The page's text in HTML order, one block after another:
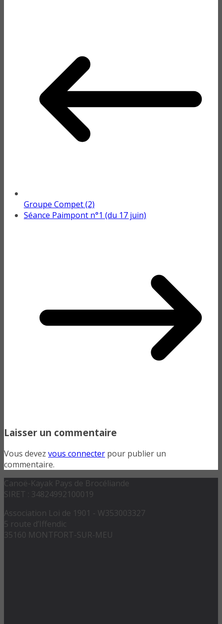
Groupe Compet (2)
Séance Paimpont n°1 (du 17 juin)
Laisser un commentaire
Vous devez vous connecter pour publier un
commentaire.
Canoë-Kayak Pays de Brocéliande
SIRET : 34824992100019
Association Loi de 1901 - W353003327
5 route d’Iffendic
35160 MONTFORT-SUR-MEU